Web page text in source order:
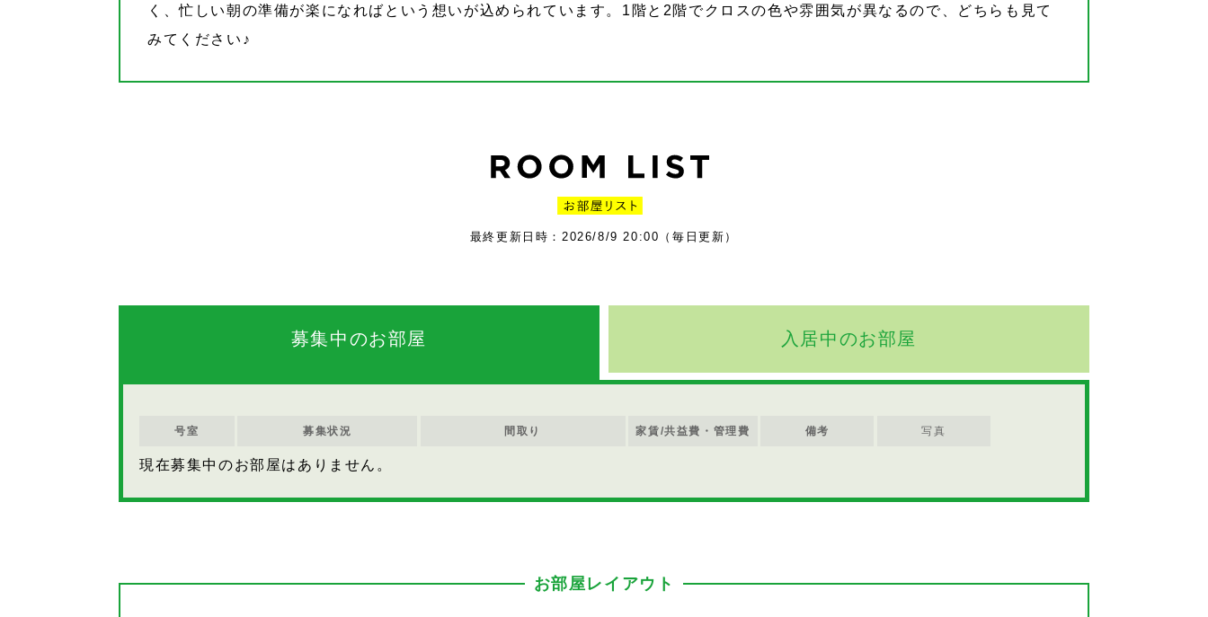
く、忙しい朝の準備が楽になればという想いが込められています。1階と2階でクロスの色や雰囲気が異なるので、どちらも見て
みてください♪
最終更新日時：2026/8/9 20:00（毎日更新）
募集中のお部屋 入居中のお部屋
号室 募集状況 間取り 家賃/共益費・管理費 備考 写真
現在募集中のお部屋はありません。
お部屋レイアウト